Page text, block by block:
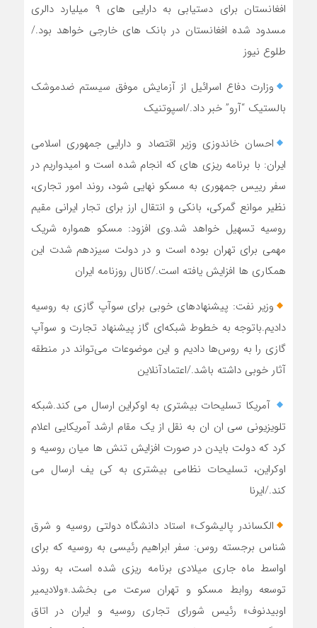
افغانستان برای دستیابی به دارایی های ۹ میلیارد دالری
مسدود شده افغانستان در بانک های خارجی خواهد بود./
طلوع نیوز
وزارت دفاع اسرائیل از آزمایش موفق سیستم ضدموشک
بالستیک “آرو” خبر داد./اسپوتنیک
احسان خاندوزی وزیر اقتصاد و دارایی جمهوری اسلامی
ایران: با برنامه ریزی های که انجام شده است و امیدواریم در
سفر رییس جمهوری به مسکو نهایی شود، روند امور تجاری،
نظیر موانع گمرکی، بانکی و انتقال ارز برای تجار ایرانی مقیم
روسیه تسهیل خواهد شد.وی افزود: مسکو همواره شریک
مهمی برای تهران بوده است و در دولت سیزدهم شدت این
همکاری ها افزایش یافته است./کانال روزنامه ایران
وزیر نفت: پیشنهادهای خوبی برای سوآپ گازی به روسیه
دادیم.باتوجه به خطوط شبکه‌ای گاز پیشنهاد تجارت و سوآپ
گازی را به روس‌ها دادیم و این موضوعات می‌تواند در منطقه
آثار خوبی داشته باشد./اعتمادآنلاین
آمریکا تسلیحات بیشتری به اوکراین ارسال می کند.شبکه
تلویزیونی سی ان ان به نقل از یک مقام ارشد آمریکایی اعلام
کرد که دولت بایدن در صورت افزایش تنش ها میان روسیه و
اوکراین، تسلیحات نظامی بیشتری به کی یف ارسال می
کند./ایرنا
الکساندر پالیشوک» استاد دانشگاه دولتی روسیه و شرق
شناس برجسته روس: سفر ابراهیم رئیسی به روسیه که برای
اواسط ماه جاری میلادی برنامه ریزی شده است، به روند
توسعه روابط مسکو و تهران سرعت می بخشد.«ولادیمیر
اوبیدنوف» رئیس شورای تجاری روسیه و ایران در اتاق